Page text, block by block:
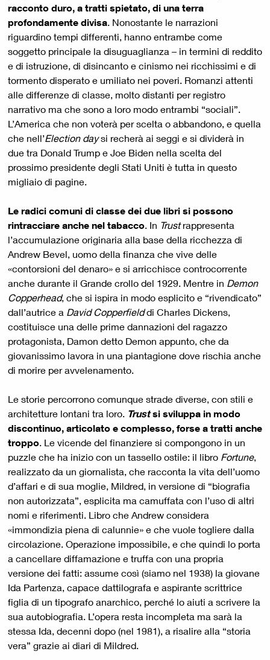
racconto duro, a tratti spietato, di una terra
profondamente divisa. Nonostante le narrazioni
riguardino tempi differenti, hanno entrambe come
soggetto principale la disuguaglianza – in termini di reddito
e di istruzione, di disincanto e cinismo nei ricchissimi e di
tormento disperato e umiliato nei poveri. Romanzi attenti
alle differenze di classe, molto distanti per registro
narrativo ma che sono a loro modo entrambi “sociali”.
L’America che non voterà per scelta o abbandono, e quella
che nell’Election daysi recherà ai seggi e si dividerà in
due tra Donald Trump e Joe Biden nella scelta del
prossimo presidente degli Stati Uniti è tutta in questo
migliaio di pagine.
Le radici comuni di classe dei due libri si possono
rintracciare anche nel tabacco. In Trustrappresenta
l’accumulazione originaria alla base della ricchezza di
Andrew Bevel, uomo della finanza che vive delle
«contorsioni del denaro» e si arricchisce controcorrente
anche durante il Grande crollo del 1929. Mentre in Demon
Copperhead, che si ispira in modo esplicito e “rivendicato”
dall’autrice a David Copperfielddi Charles Dickens,
costituisce una delle prime dannazioni del ragazzo
protagonista, Damon detto Demon appunto, che da
giovanissimo lavora in una piantagione dove rischia anche
di morire per avvelenamento.
Le storie percorrono comunque strade diverse, con stili e
architetture lontani tra loro. Trustsi sviluppa in modo
discontinuo, articolato e complesso, forse a tratti anche
troppo. Le vicende del finanziere si compongono in un
puzzle che ha inizio con un tassello ostile: il libro Fortune,
realizzato da un giornalista, che racconta la vita dell’uomo
d’affari e di sua moglie, Mildred, in versione di “biografia
non autorizzata”, esplicita ma camuffata con l’uso di altri
nomi e riferimenti. Libro che Andrew considera
«immondizia piena di calunnie» e che vuole togliere dalla
circolazione. Operazione impossibile, e che quindi lo porta
a cancellare diffamazione e truffa con una propria
versione dei fatti: assume così (siamo nel 1938) la giovane
Ida Partenza, capace dattilografa e aspirante scrittrice
figlia di un tipografo anarchico, perché lo aiuti a scrivere la
sua autobiografia. L’opera resta incompleta ma sarà la
stessa Ida, decenni dopo (nel 1981), a risalire alla “storia
vera” grazie ai diari di Mildred.